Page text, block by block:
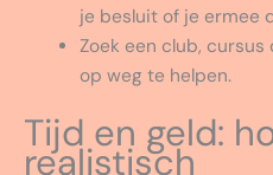
je besluit of je ermee
Zoek een club,
op weg te helpen.
Tijd en geld:
realistisch